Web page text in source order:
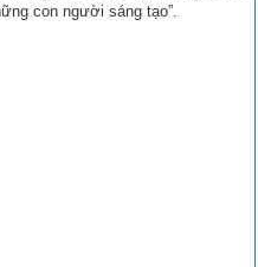
con người sáng tạo”.